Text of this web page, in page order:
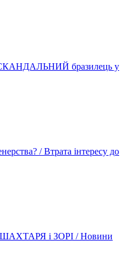
бразилець у
/ Втрата інтересу до
ШАХТАРЯ і ЗОРІ / Новини